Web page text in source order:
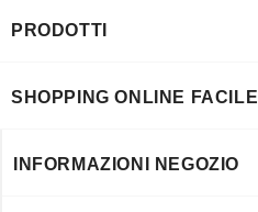
PRODOTTI
SHOPPING ONLINE FACILE
INFORMAZIONI NEGOZIO